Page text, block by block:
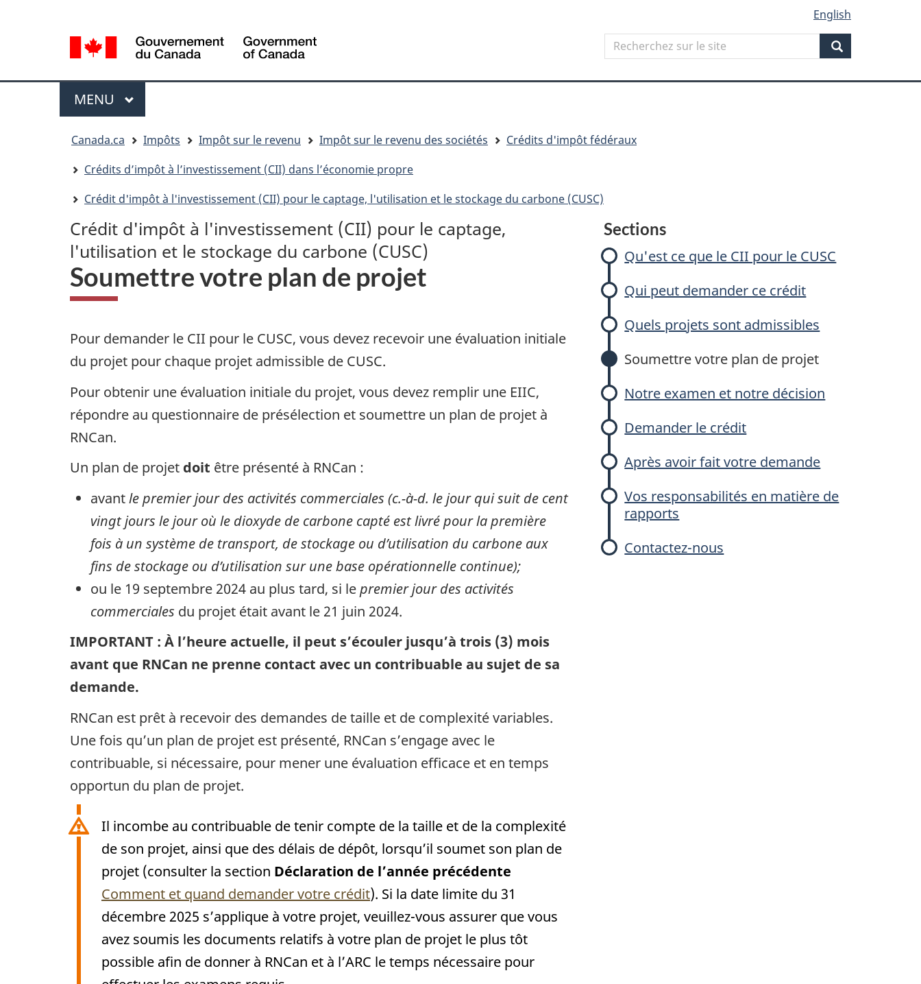
HTML
de
la
langue
selection
English
Search
Recherchez
sur
Search
Menu
MENU PRINCIPAL
Canada.ca Impôts Impôt sur le revenu Impôt sur le revenu des sociétés
Crédits d'impôt fédéraux
Crédits d’impôt à l’investissement (CII) dans l’économie propre
Crédit d'impôt à l'investissement (CII) pour le captage, l'utilisation et le stockage du carbone (CUSC)
Crédit
d'impôt
à
l'investissement
(CII)
pour
le
captage,
l'utilisation
et
le
stockage
Sections
Qu'est ce que le CII pour le CUSC
Qui peut demander ce crédit
Quels projets sont admissibles
Soumettre votre plan de projet
Notre examen et notre décision
Demander le crédit
Après avoir fait votre demande
Vos responsabilités en matière de
rapports
Contactez-nous
Crédit d'impôt à l'investissement (CII) pour le captage,
l'utilisation et le stockage du carbone (CUSC)
Soumettre votre plan de projet
Pour demander le CII pour le CUSC, vous devez recevoir une évaluation initiale
du projet pour chaque projet admissible de CUSC.
Pour obtenir une évaluation initiale du projet, vous devez remplir une EIIC,
répondre au questionnaire de présélection et soumettre un plan de projet à
RNCan.
Un plan de projet doit être présenté à RNCan :
avantle premier jour des activités commerciales (c.-à-d. le jour qui suit de cent
vingt jours le jour où le dioxyde de carbone capté est livré pour la première
fois à un système de transport, de stockage ou d’utilisation du carbone aux
fins de stockage ou d’utilisation sur une base opérationnelle continue);
ou le 19 septembre 2024 au plus tard, si lepremier jour des activités
commerciales du projet était avant le 21 juin 2024.
IMPORTANT : À l’heure actuelle, il peut s’écouler jusqu’à trois (3) mois
avant que RNCan ne prenne contact avec un contribuable au sujet de sa
demande.
RNCan est prêt à recevoir des demandes de taille et de complexité variables.
Une fois qu’un plan de projet est présenté, RNCan s’engage avec le
contribuable, si nécessaire, pour mener une évaluation efficace et en temps
opportun du plan de projet.
Il incombe au contribuable de tenir compte de la taille et de la complexité
de son projet, ainsi que des délais de dépôt, lorsqu’il soumet son plan de
projet (consulter la section Déclaration de l’année précédente
Comment et quand demander votre crédit). Si la date limite du 31
décembre 2025 s’applique à votre projet, veuillez-vous assurer que vous
avez soumis les documents relatifs à votre plan de projet le plus tôt
possible afin de donner à RNCan et à l’ARC le temps nécessaire pour